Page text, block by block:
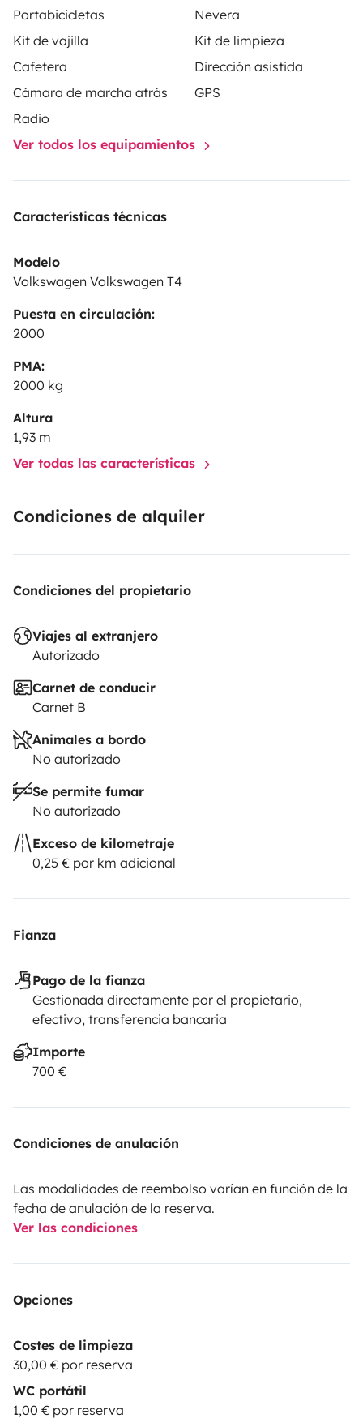
Portabicicletas
Nevera
Kit de vajilla
Kit de limpieza
Cafetera
Dirección asistida
Cámara de marcha atrás
GPS
Radio
Ver todos los equipamientos
Características técnicas
Modelo
Volkswagen Volkswagen T4
Puesta en circulación:
2000
PMA:
2000 kg
Altura
1,93 m
Ver todas las características
Condiciones de alquiler
Condiciones del propietario
Viajes al extranjero
Autorizado
Carnet de conducir
Carnet B
Animales a bordo
No autorizado
Se permite fumar
No autorizado
Exceso de kilometraje
0,25 € por km adicional
Fianza
Pago de la fianza
Gestionada directamente por el propietario,
efectivo, transferencia bancaria
Importe
700 €
Condiciones de anulación
Las modalidades de reembolso varían en función de la
fecha de anulación de la reserva.
Ver las condiciones
Opciones
Costes de limpieza
30,00 € por reserva
WC portátil
1,00 € por reserva